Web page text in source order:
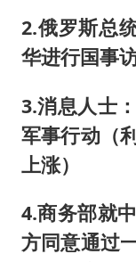
2.俄罗斯总
华进行国事
3.消息人士
军事行动（
上涨）
4.商务部就
方同意通过